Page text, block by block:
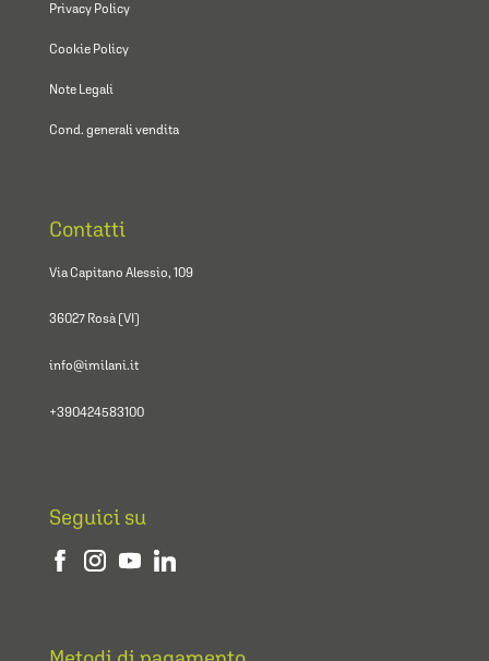
Privacy Policy
Cookie Policy
Note Legali
Cond. generali vendita
Contatti
Via Capitano Alessio, 109
36027 Rosà (VI)
info@imilani.it
+390424583100
Seguici su